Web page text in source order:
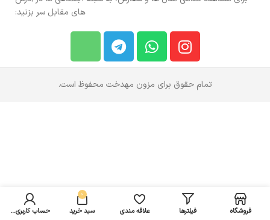
های مقابل سر بزنید:
تمام حقوق برای مزون مهدخت محفوظ است.
فروشگاه فیلترها علاقه مندی
0
سبد خرید حساب کاربری من